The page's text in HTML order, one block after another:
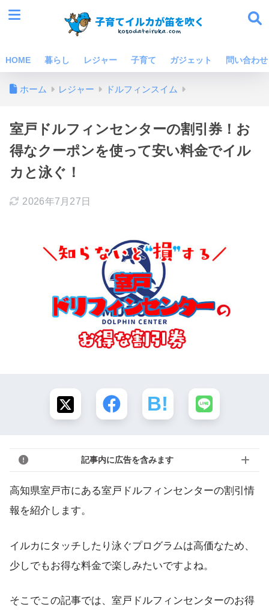
HOME 暮らし レジャー 子育て ガジェット 問い合わせ
ホーム レジャー ドルフィンスイム
室戸ドルフィンセンターの割引券！お
得なクーポンを使って安い料金でイル
カと泳ぐ！
2026年7月27日
記事内に広告を含みます
高知県室戸市にある室戸ドルフィンセンターの割引情
報を紹介します。
イルカにタッチしたり泳ぐプログラムは高価なため、
少しでもお得な料金で楽しみたいですよね。
そこでこの記事では、室戸ドルフィンセンターのお得